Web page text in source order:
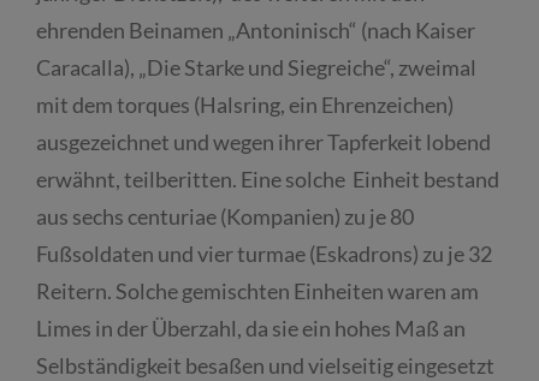
ehrenden Beinamen „Antoninisch“ (nach Kaiser
Caracalla), „Die Starke und Siegreiche“, zweimal
mit dem torques (Halsring, ein Ehrenzeichen)
ausgezeichnet und wegen ihrer Tapferkeit lobend
erwähnt, teilberitten. Eine solche Einheit bestand
aus sechs centuriae (Kompanien) zu je 80
Fußsoldaten und vier turmae (Eskadrons) zu je 32
Reitern. Solche gemischten Einheiten waren am
Limes in der Überzahl, da sie ein hohes Maß an
Selbständigkeit besaßen und vielseitig eingesetzt